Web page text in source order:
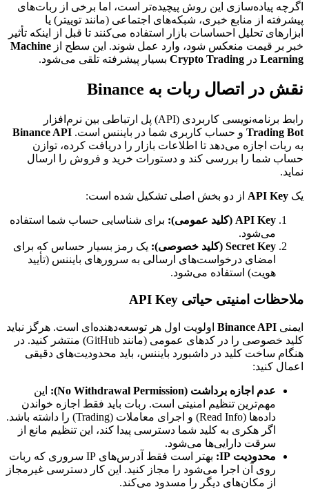
اگرچه پیاده‌سازی این روش پیچیده‌تر است، اما برخی از ربات‌های
پیشرفته از منابع خبری، شبکه‌های اجتماعی (مانند توییتر) یا
ابزارهای تحلیل احساسات بازار استفاده می‌کنند تا قبل از اینکه تأثیر
خبر بر قیمت منعکس شود، وارد عمل شوند. این سطح از Machine
Learning در Crypto Trading بسیار پیشرفته تلقی می‌شود.
نقش در اتصال ربات به Binance
رابط برنامه‌نویسی کاربردی (API) پل ارتباطی بین نرم‌افزار
Trading Bot و حساب کاربری شما در بایننس است. Binance API
به ربات اجازه می‌دهد تا اطلاعات بازار را دریافت کرده، توازن
حساب شما را بررسی کند و دستورات خرید و فروش را ارسال
نماید.
یک API Key از دو بخش اصلی تشکیل شده است:
API Key (کلید عمومی):
برای شناسایی حساب شما استفاده
می‌شود.
Secret Key (کلید خصوصی):
یک رمز بسیار حساس که برای
امضای درخواست‌های ارسالی به سرورهای بایننس (تأیید
هویت) استفاده می‌شود.
ملاحظات امنیتی حیاتی API Key
ایمنی Binance API اولویت اول هر توسعه‌دهنده‌ای است. هرگز نباید
کلید خصوصی را در کدهای عمومی (مانند GitHub) منتشر کنید. در
هنگام ساخت کلید در داشبورد بایننس، باید محدودیت‌های دقیقی
اعمال کنید:
عدم اجازه برداشت (No Withdrawal Permission):
این
مهم‌ترین تنظیم امنیتی است. ربات باید فقط اجازه خواندن
داده‌ها (Read Info) و اجرای معاملات (Trading) را داشته باشد.
اگر هکری به کلید شما دسترسی پیدا کند، این تنظیم مانع از
سرقت دارایی‌ها می‌شود.
محدودیت IP:
بهتر است فقط آدرس‌های IP سروری که ربات
روی آن اجرا می‌شود را مجاز کنید. این کار دسترسی غیرمجاز
از مکان‌های دیگر را مسدود می‌کند.